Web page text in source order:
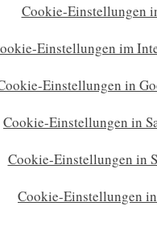
Cookie-Einstellungen
Einstellungen im
Einstellungen in
Cookie-Einstellungen in
Cookie-Einstellungen in
Cookie-Einstellungen